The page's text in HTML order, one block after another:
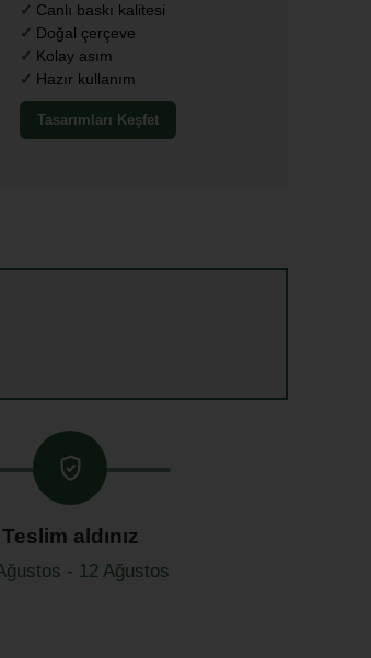
Canlı baskı kalitesi
Doğal çerçeve
Kolay asım
Hazır kullanım
Tasarımları Keşfet
Teslim aldınız
- 12 Ağustos